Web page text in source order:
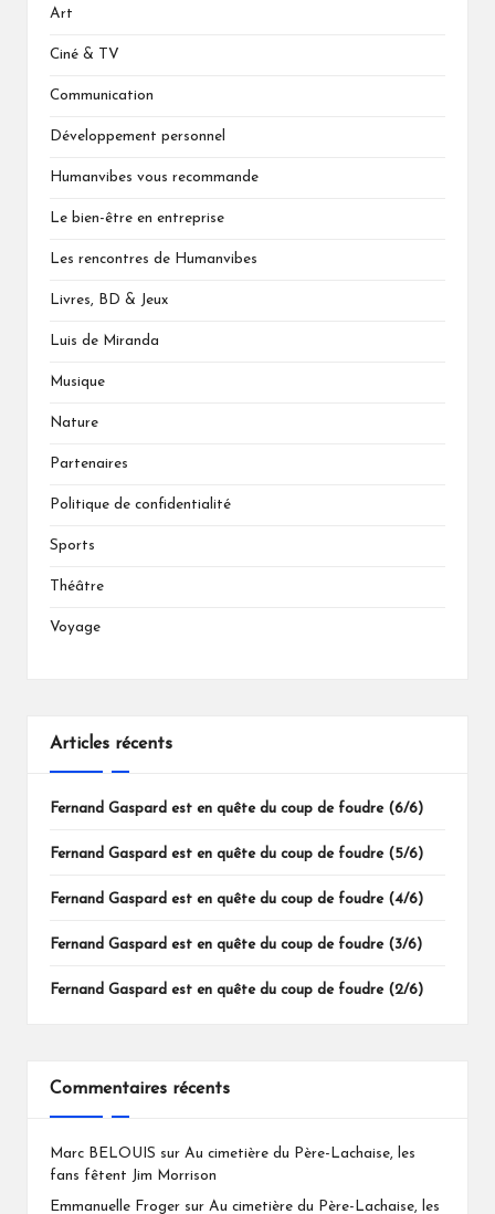
Art
Ciné & TV
Communication
Développement personnel
Humanvibes vous recommande
Le bien-être en entreprise
Les rencontres de Humanvibes
Livres, BD & Jeux
Luis de Miranda
Musique
Nature
Partenaires
Politique de confidentialité
Sports
Théâtre
Voyage
Articles récents
Fernand Gaspard est en quête du coup de foudre (6/6)
Fernand Gaspard est en quête du coup de foudre (5/6)
Fernand Gaspard est en quête du coup de foudre (4/6)
Fernand Gaspard est en quête du coup de foudre (3/6)
Fernand Gaspard est en quête du coup de foudre (2/6)
Commentaires récents
Marc BELOUIS sur Au cimetière du Père-Lachaise, les
fans fêtent Jim Morrison
Emmanuelle Froger sur Au cimetière du Père-Lachaise, les